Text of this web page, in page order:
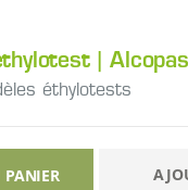
|
éthylotests
PANIER